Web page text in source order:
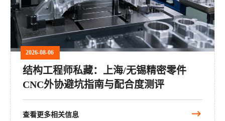
2026-08-06
结构工程师私藏：上海/无锡精密零件
CNC外协避坑指南与配合度测评
查看更多相关信息